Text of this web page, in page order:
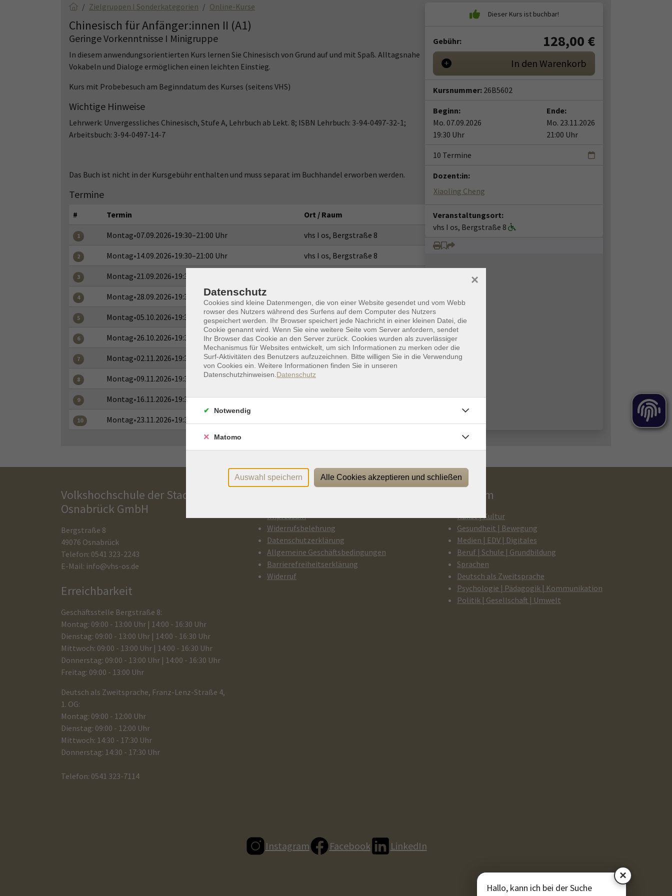
Zielgruppen I Sonderkategorien Online-Kurse
Chinesisch für Anfänger:innen II (A1)
Geringe Vorkenntnisse I Minigruppe
In diesem anwendungsorientierten Kurs lernen Sie Chinesisch von Grund auf und mit Spaß. Alltagsnahe
Vokabeln und Dialoge ermöglichen einen leichten Einstieg.
Kurs mit Probebesuch am Beginndatum des Kurses (seitens VHS)
Wichtige Hinweise
Lehrwerk: Unvergessliches Chinesisch, Stufe A, Lehrbuch ab Lekt. 8; ISBN Lehrbuch: 3-94-0497-32-1;
Arbeitsbuch: 3-94-0497-14-7
Das Buch ist nicht in der Kursgebühr enthalten und muss separat im Buchhandel erworben werden.
Termine
# Termin Ort / Raum
1 Montag•07.09.2026•19:30–21:00 Uhr vhs I os, Bergstraße 8
2 Montag•14.09.2026•19:30–21:00 Uhr vhs I os, Bergstraße 8
3 Montag•21.09.2026•19:30–21:00 Uhr
4 Montag•28.09.2026•19:30–21:00 Uhr
5 Montag•05.10.2026•19:30–21:00 Uhr vhs I os, Bergstraße 8
6 Montag•26.10.2026•19:30–21:00 Uhr vhs I os, Bergstraße 8
7 Montag•02.11.2026•19:30–21:00 Uhr vhs I os, Bergstraße 8
8 Montag•09.11.2026•19:30–21:00 Uhr vhs I os, Bergstraße 8
9 Montag•16.11.2026•19:30–21:00 Uhr vhs I os, Bergstraße 8
10 Montag•23.11.2026•19:30–21:00 Uhr
Gebühr: 128,00 €
In den Warenkorb
Kursnummer: 26B5602
Beginn:
Mo. 07.09.2026
19:30 Uhr
Ende:
Mo. 23.11.2026
21:00 Uhr
10 Termine
Dozent:in:
Xiaoling Cheng
Veranstaltungsort:
vhs I os, Bergstraße 8
Volkshochschule der Stadt
Osnabrück GmbH
Bergstraße 8
49076 Osnabrück
Telefon: 0541 323-2243
E-Mail: info@vhs-os.de
Erreichbarkeit
Geschäftsstelle Bergstraße 8:
Montag: 09:00 - 13:00 Uhr | 14:00 - 16:30 Uhr
Dienstag: 09:00 - 13:00 Uhr | 14:00 - 16:30 Uhr
Mittwoch: 09:00 - 13:00 Uhr | 14:00 - 16:30 Uhr
Donnerstag: 09:00 - 13:00 Uhr | 14:00 - 16:30 Uhr
Freitag: 09:00 - 13:00 Uhr
Deutsch als Zweitsprache, Franz-Lenz-Straße 4,
1. OG:
Montag: 09:00 - 12:00 Uhr
Dienstag: 09:00 - 12:00 Uhr
Mittwoch: 14:30 - 17:30 Uhr
Donnerstag: 14:30 - 17:30 Uhr
Telefon: 0541 323-7114
Impressum
Widerrufsbelehrung
Datenschutzerklärung
Allgemeine Geschäftsbedingungen
Barrierefreiheitserklärung
Widerruf
Programm
Kunst | Kultur
Gesundheit | Bewegung
Medien | EDV | Digitales
Beruf | Schule | Grundbildung
Sprachen
Deutsch als Zweitsprache
Psychologie | Pädagogik | Kommunikation
Politik | Gesellschaft | Umwelt
Instagram Facebook LinkedIn
Datenschutz
Cookies sind kleine Datenmengen, die von einer Website gesendet und vom Webb
rowser des Nutzers während des Surfens auf dem Computer des Nutzers
gespeichert werden. Ihr Browser speichert jede Nachricht in einer kleinen Datei, die
Cookie genannt wird. Wenn Sie eine weitere Seite vom Server anfordern, sendet
Ihr Browser das Cookie an den Server zurück. Cookies wurden als zuverlässiger
Mechanismus für Websites entwickelt, um sich Informationen zu merken oder die
Surf-Aktivitäten des Benutzers aufzuzeichnen. Bitte willigen Sie in die Verwendung
von Cookies ein. Weitere Informationen finden Sie in unseren
Datenschutzhinweisen. Datenschutz
×
Notwendig
Matomo
Auswahl speichern Alle Cookies akzeptieren und schließen